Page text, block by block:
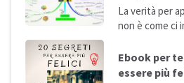
La verità per
non è come ci
Ebook per
essere più